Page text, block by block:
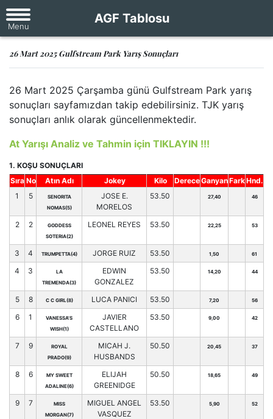
AGF Tablosu
26 Mart 2025 Gulfstream Park Yarış Sonuçları
26 Mart 2025 Çarşamba günü Gulfstream Park yarış
sonuçları sayfamızdan takip edebilirsiniz. TJK yarış
sonuçları anlık olarak güncellenmektedir.
At Yarışı Analiz ve Tahmin için TIKLAYIN !!!
1. KOŞU SONUÇLARI
Sıra No Atın Adı Jokey Kilo DereceGanyanFarkHnd.
1
5
SENORITA
NOMAS(5)
JOSE E.
MORELOS
53.50 27,40 46
2 2
GODDESS
SOTERIA(2)
LEONEL REYES 53.50 22,25 53
3 4 TRUMPETTA(4) JORGE RUIZ 53.50 1,50 61
4 3
LA
TREMENDA(3)
EDWIN
GONZALEZ
53.50 14,20 44
5 8 C C GIRL(8) LUCA PANICI 53.50 7,20 56
6 1
VANESSA'S
WISH(1)
JAVIER
CASTELLANO
53.50 9,00 42
7 9
ROYAL
PRADO(9)
MICAH J.
HUSBANDS
50.50 20,45 37
8 6
MY SWEET
ADALINE(6)
ELIJAH
GREENIDGE
50.50 18,65 49
9 7
MISS
MORGAN(7)
MIGUEL ANGEL
VASQUEZ
53.50 5,90 52